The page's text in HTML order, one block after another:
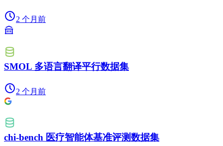
2 个月前
SMOL 多语言翻译平行数据集
2 个月前
chi-bench 医疗智能体基准评测数据集